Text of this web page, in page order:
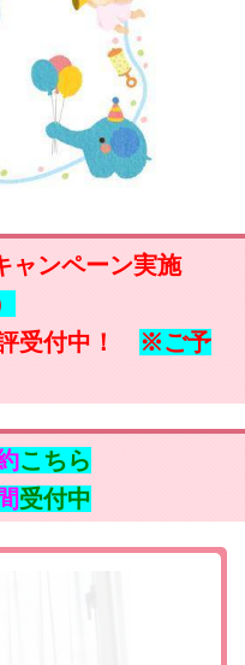
ャンペーン実施
受付中！ ※ご予
こちら
受付中